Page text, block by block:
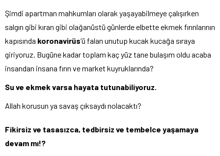
Şimdi apartman mahkumları olarak yaşayabilmeye çalışırken
salgın gibi kıran gibi olağanüstü günlerde elbette ekmek fırınlarının
kapısında koronavirüs‘ü falan unutup kucak kucağa sıraya
giriyoruz. Bugüne kadar toplam kaç yüz tane bulaşım oldu acaba
insandan insana fırın ve market kuyruklarında?
Su ve ekmek varsa hayata tutunabiliyoruz.
Allah korusun ya savaş çıksaydı nolacaktı?
Fikirsiz ve tasasızca, tedbirsiz ve tembelce yaşamaya
devam mı!?